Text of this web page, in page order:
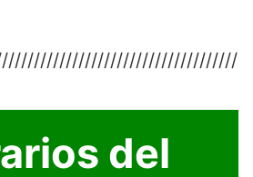
del